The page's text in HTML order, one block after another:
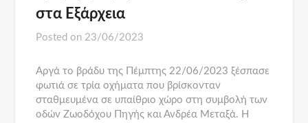
στα Εξάρχεια
Posted on 23/06/2023
Αργά το βράδυ της Πέμπτης 22/06/2023 ξέσπασε
φωτιά σε τρία οχήματα που βρίσκονταν
σταθμευμένα σε υπαίθριο χώρο στη συμβολή των
οδών Ζωοδόχου Πηγής και Ανδρέα Μεταξά. Η